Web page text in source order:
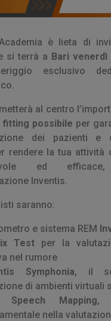
è lieta di
si terrà a Bari venerdì
esclusivo
al centro
possibile per
dei pazienti e
rendere la tua attività
ed
Inventis.
saranno:
e sistema REM
Test per la
nel rumore
Symphonia, il
di ambienti virtuali
Speech Mapping,
nella